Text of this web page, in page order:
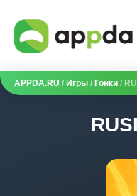
APPDA.RU / Игры / Гонки /